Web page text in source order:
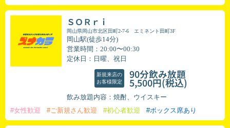
ＳＯＲｒｉ
岡山県岡山市北区田町2-7-6 エミネント田町3F
岡山駅(徒歩14分)
営業時間：20:00〜00:30
定休日：日曜、祝日
新規来店の
お客様限定
90分飲み放題
5,500円(税込)
飲み放題内容：焼酎、ウイスキー
#女性歓迎 #ご新規さん歓迎 #初心者歓迎 #ボックス席あり